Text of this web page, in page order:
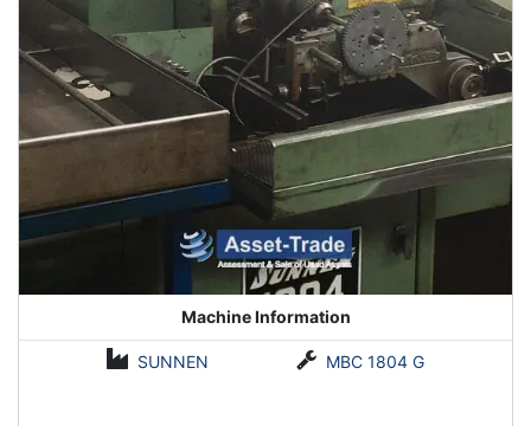
Machine Information
SUNNEN MBC 1804 G